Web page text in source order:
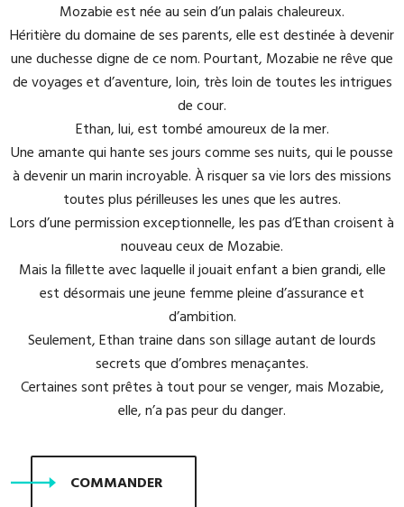
Mozabie est née au sein d’un palais chaleureux.
Héritière du domaine de ses parents, elle est destinée à devenir
une duchesse digne de ce nom. Pourtant, Mozabie ne rêve que
de voyages et d’aventure, loin, très loin de toutes les intrigues
de cour.
Ethan, lui, est tombé amoureux de la mer.
Une amante qui hante ses jours comme ses nuits, qui le pousse
à devenir un marin incroyable. À risquer sa vie lors des missions
toutes plus périlleuses les unes que les autres.
Lors d’une permission exceptionnelle, les pas d’Ethan croisent à
nouveau ceux de Mozabie.
Mais la fillette avec laquelle il jouait enfant a bien grandi, elle
est désormais une jeune femme pleine d’assurance et
d’ambition.
Seulement, Ethan traine dans son sillage autant de lourds
secrets que d’ombres menaçantes.
Certaines sont prêtes à tout pour se venger, mais Mozabie,
elle, n’a pas peur du danger.
COMMANDER